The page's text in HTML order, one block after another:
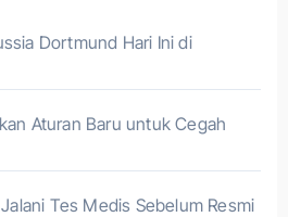
Dortmund Hari Ini di
Aturan Baru untuk Cegah
Tes Medis Sebelum Resmi